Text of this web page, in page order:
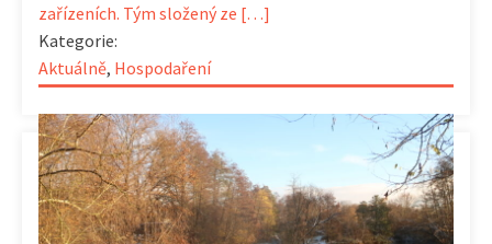
zařízeních. Tým složený ze […]
Kategorie:
Aktuálně, Hospodaření